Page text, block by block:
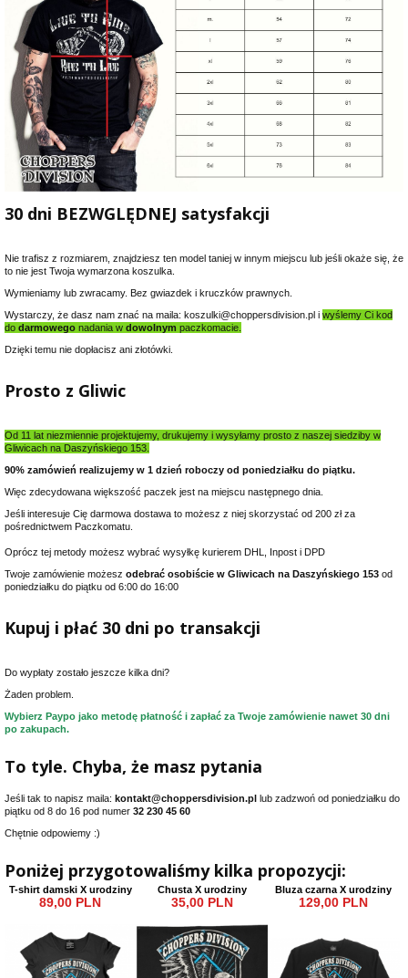
30 dni BEZWGLĘDNEJ satysfakcji
Nie trafisz z rozmiarem, znajdziesz ten model taniej w innym miejscu lub jeśli okaże się, że
to nie jest Twoja wymarzona koszulka.
Wymieniamy lub zwracamy. Bez gwiazdek i kruczków prawnych.
Wystarczy, że dasz nam znać na maila: koszulki@choppersdivision.pl i wyślemy Ci kod
do darmowego nadania w dowolnym paczkomacie.
Dzięki temu nie dopłacisz ani złotówki.
Prosto z Gliwic
Od 11 lat niezmiennie projektujemy, drukujemy i wysyłamy prosto z naszej siedziby w
Gliwicach na Daszyńskiego 153.
90% zamówień realizujemy w 1 dzień roboczy od poniedziałku do piątku.
Więc zdecydowana większość paczek jest na miejscu następnego dnia.
Jeśli interesuje Cię darmowa dostawa to możesz z niej skorzystać od 200 zł za
pośrednictwem Paczkomatu.
Oprócz tej metody możesz wybrać wysyłkę kurierem DHL, Inpost i DPD
Twoje zamówienie możesz odebrać osobiście w Gliwicach na Daszyńskiego 153 od
poniedziałku do piątku od 6:00 do 16:00
Kupuj i płać 30 dni po transakcji
Do wypłaty zostało jeszcze kilka dni?
Żaden problem.
Wybierz Paypo jako metodę płatność i zapłać za Twoje zamówienie nawet 30 dni
po zakupach.
To tyle. Chyba, że masz pytania
Jeśli tak to napisz maila: kontakt@choppersdivision.pl lub zadzwoń od poniedziałku do
piątku od 8 do 16 pod numer 32 230 45 60
Chętnie odpowiemy :)
Poniżej przygotowaliśmy kilka propozycji:
T-shirt damski X urodziny
89,00 PLN
Chusta X urodziny
35,00 PLN
Bluza czarna X urodziny
129,00 PLN